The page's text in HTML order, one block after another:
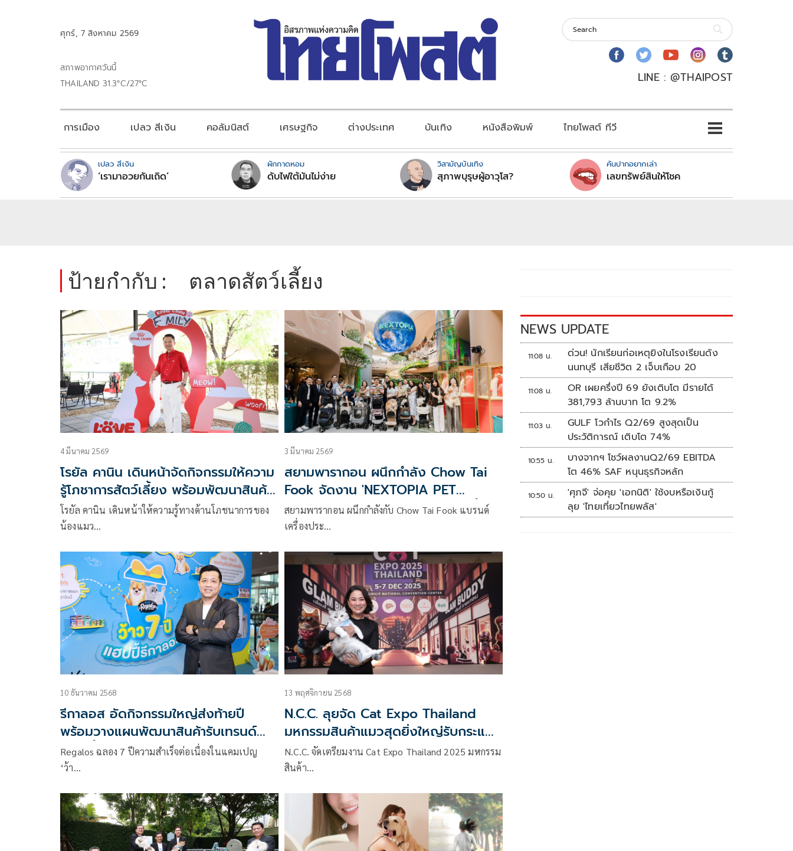
ศุกร์, 7 สิงหาคม 2569
สภาพอากาศวันนี้
THAILAND 31.3°C/27°C
LINE : @THAIPOST
การเมือง เปลว สีเงิน คอลัมนิสต์ เศรษฐกิจ ต่างประเทศ บันเทิง หนังสือพิมพ์ ไทยโพสต์ ทีวี
เปลว สีเงิน
‘เรามาอวยกันเถิด’
ผักกาดหอม
ดับไฟใต้มันไม่ง่าย
วิสามัญบันเทิง
สุภาพบุรุษผู้อาวุโส?
คันปากอยากเล่า
เลขทรัพย์สินให้โชค
ป้ายกำกับ : ตลาดสัตว์เลี้ยง
4 มีนาคม 2569
โรยัล คานิน เดินหน้าจัดกิจกรรมให้ความ
รู้โภชาการสัตว์เลี้ยง พร้อมพัฒนาสินค้า
ตอบโจทย์เทรนด์ Pet Longevity
โรยัล คานิน เดินหน้าให้ความรู้ทางด้านโภชนาการของ
น้องแมว…
3 มีนาคม 2569
สยามพารากอน ผนึกกำลัง Chow Tai
Fook จัดงาน 'NEXTOPIA PET
IMMERSION' รับเทรนด์ตลาดสัตว์เลี้ยว
บูม
สยามพารากอน ผนึกกำลังกับ Chow Tai Fook แบรนด์
เครื่องประ…
10 ธันวาคม 2568
รีกาลอส อัดกิจกรรมใหญ่ส่งท้ายปี
พร้อมวางแผนพัฒนาสินค้ารับเทรนด์
สัตว์เลี้ยงโตต่อเนื่อง
Regalos ฉลอง 7 ปีความสำเร็จต่อเนื่องในแคมเปญ
‘ว้า…
13 พฤศจิกายน 2568
N.C.C. ลุยจัด Cat Expo Thailand
มหกรรมสินค้าแมวสุดยิ่งใหญ่รับกระแส
'เศรษฐกิจแมว' โต
N.C.C. จัดเตรียมงาน Cat Expo Thailand 2025 มหกรรม
สินค้า…
NEWS UPDATE
11:08 น.
ด่วน! นักเรียนก่อเหตุยิงในโรงเรียนดัง
นนทบุรี เสียชีวิต 2 เจ็บเกือบ 20
11:08 น.
OR เผยครึ่งปี 69 ยังเติบโต มีรายได้
381,793 ล้านบาท โต 9.2%
11:03 น.
GULF โวกำไร Q2/69 สูงสุดเป็น
ประวัติการณ์ เติบโต 74%
10:55 น.
บางจากฯ โชว์ผลงานQ2/69 EBITDA
โต 46% SAF หนุนธุรกิจหลัก
10:50 น.
'ศุภจี' จ่อคุย 'เอกนิติ' ใช้งบหรือเงินกู้
ลุย 'ไทยเที่ยวไทยพลัส'